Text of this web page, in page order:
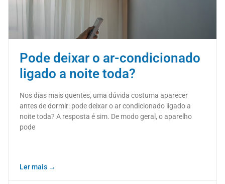
Pode deixar o ar-condicionado
ligado a noite toda?
Nos dias mais quentes, uma dúvida costuma aparecer
antes de dormir: pode deixar o ar condicionado ligado a
noite toda? A resposta é sim. De modo geral, o aparelho
pode
Ler mais →